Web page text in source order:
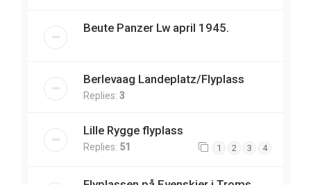
Beute Panzer Lw april 1945.
Berlevaag Landeplatz/Flyplass
Replies: 3
Lille Rygge flyplass
Replies: 51 1 2 3 4